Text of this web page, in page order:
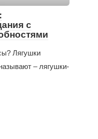
с
Лягушки
– лягушки-